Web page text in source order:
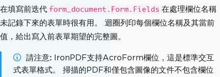
th"
# Fill a second field
date_field = form_document
date_field. Value = "2026-05-03"
在填寫前迭代 form_document.Form.Fields 在處理欄位名稱
未記錄下來的表單時很有用。 迴圈列印每個欄位名稱及其當前
值，給出寫入前表單期望的完整圖。
請注意
IronPDF支持AcroForm欄位，這是標準交互
式表單格式。 掃描的PDF和僅包含圖像的文件不包含欄位